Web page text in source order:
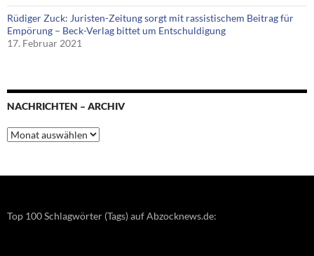
Rüdiger Zuck: Juristen-Zeitung sorgt mit rassistischem Beitrag für
Empörung – Beck-Verlag bittet um Entschuldigung
17. Februar 2021
NACHRICHTEN – ARCHIV
Nachrichten
–
Top 100 Schlagwörter (Tags) auf Abzocknews.de: